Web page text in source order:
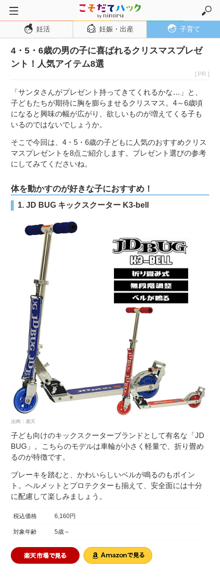
トップページ
妊活
妊娠・出産
妊娠初期
妊娠中期
出産
子育て・育児
０歳児
１歳児
３〜６歳児
７〜１２歳児
妊活 妊娠・出産 子育て
4・5・6歳の男の子に喜ばれるクリスマスプレゼ
ント！人気アイテム8選
[ PR ]
「サンタさんがプレゼント持ってきてくれるかな…」と、
子どもたちが期待に胸を膨らませるクリスマス。4～6歳頃
になると興味の幅が広がり、欲しいものが増えてくる子も
いるのではないでしょうか。
そこで今回は、4・5・6歳の子どもに人気のおすすめクリス
マスプレゼントを8点ご紹介します。プレゼント選びの参考
にしてみてくださいね。
体を動かすのが好きな子におすすめ！
1. JD BUG キックスクーター K3-bell
子ども向けのキックスクーターブランドとして有名な「JD
BUG」。こちらのモデルは車輪が小さく軽量で、折り畳め
るのが特徴です。
ブレーキを踏むと、かわいらしいベルが鳴るのもポイン
ト。ヘルメットとプロテクターも揃えて、安全面には十分
に配慮して楽しみましょう。
税込価格 6,160円
対象年齢 5歳～